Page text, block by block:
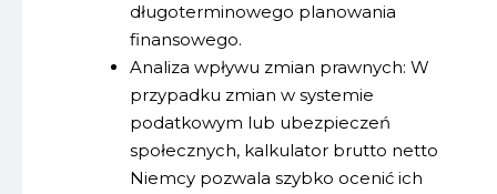
długoterminowego planowania
finansowego.
Analiza wpływu zmian prawnych: W
przypadku zmian w systemie
podatkowym lub ubezpieczeń
społecznych, kalkulator brutto netto
Niemcy pozwala szybko ocenić ich